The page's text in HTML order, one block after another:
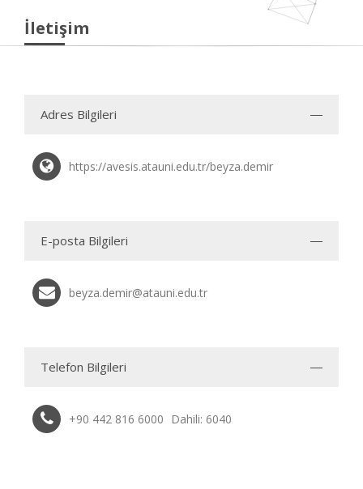
İletişim
Adres Bilgileri
https://avesis.atauni.edu.tr/beyza.demir
E-posta Bilgileri
beyza.demir@atauni.edu.tr
Telefon Bilgileri
+90 442 816 6000 Dahili: 6040